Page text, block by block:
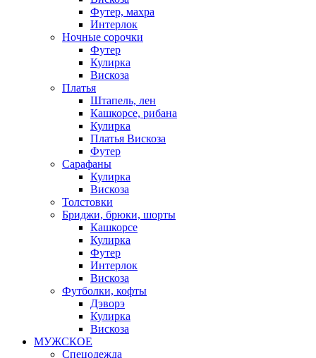
Футер, махра
Интерлок
Ночные сорочки
Футер
Кулирка
Вискоза
Платья
Штапель, лен
Кашкорсе, рибана
Кулирка
Платья Вискоза
Футер
Сарафаны
Кулирка
Вискоза
Толстовки
Бриджи, брюки, шорты
Кашкорсе
Кулирка
Футер
Интерлок
Вискоза
Футболки, кофты
Дэворэ
Кулирка
Вискоза
МУЖСКОЕ
Спецодежда